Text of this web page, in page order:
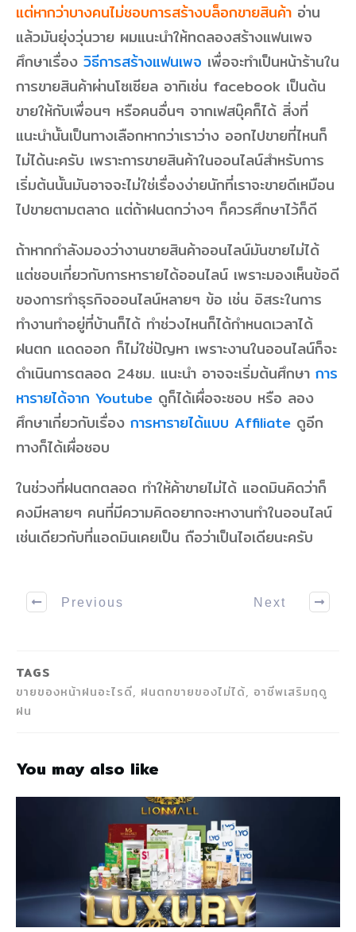
แต่หากว่าบางคนไม่ชอบการสร้างบล็อกขายสินค้า อ่าน
แล้วมันยุ่งวุ่นวาย ผมแนะนำให้ทดลองสร้างแฟนเพจ
ศึกษาเรื่อง วิธีการสร้างแฟนเพจ เพื่อจะทำเป็นหน้าร้านใน
การขายสินค้าผ่านโซเซียล อาทิเช่น facebook เป็นต้น
ขายให้กับเพื่อนๆ หรือคนอื่นๆ จากเฟสบุ๊คก็ได้ สิ่งที่
แนะนำนั้นเป็นทางเลือกหากว่าเราว่าง ออกไปขายที่ไหนก็
ไม่ได้นะครับ เพราะการขายสินค้าในออนไลน์สำหรับการ
เริ่มต้นนั้นมันอาจจะไม่ใช่เรื่องง่ายนักที่เราจะขายดีเหมือน
ไปขายตามตลาด แต่ถ้าฝนตกว่างๆ ก็ควรศึกษาไว้ก็ดี
ถ้าหากกำลังมองว่างานขายสินค้าออนไลน์มันขายไม่ได้
แต่ชอบเกี่ยวกับการหารายได้ออนไลน์ เพราะมองเห็นข้อดี
ของการทำธุรกิจออนไลน์หลายๆ ข้อ เช่น อิสระในการ
ทำงานทำอยู่ที่บ้านก็ได้ ทำช่วงไหนก็ได้กำหนดเวลาได้
ฝนตก แดดออก ก็ไม่ใช่ปัญหา เพราะงานในออนไลน์ก็จะ
ดำเนินการตลอด 24ชม. แนะนำ อาจจะเริ่มต้นศึกษา การ
หารายได้จาก Youtube ดูก็ได้เผื่อจะชอบ หรือ ลอง
ศึกษาเกี่ยวกับเรื่อง การหารายได้แบบ Affiliate ดูอีก
ทางก็ได้เผื่อชอบ
ในช่วงที่ฝนตกตลอด ทำให้ค้าขายไม่ได้ แอดมินคิดว่าก็
คงมีหลายๆ คนที่มีความคิดอยากจะหางานทำในออนไลน์
เช่นเดียวกับที่แอดมินเคยเป็น ถือว่าเป็นไอเดียนะครับ
Previous Next
TAGS
ขายของหน้าฝนอะไรดี, ฝนตกขายของไม่ได้, อาชีพเสริมฤดู
ฝน
You may also like